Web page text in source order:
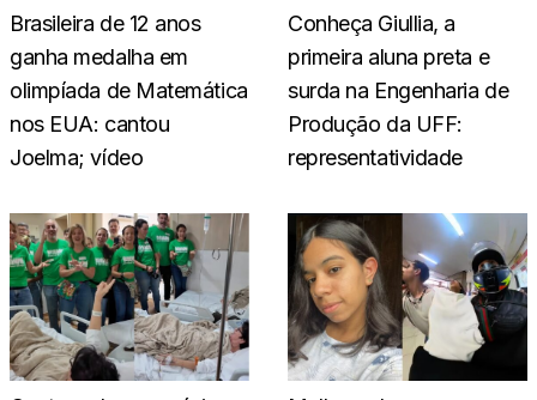
Brasileira de 12 anos
ganha medalha em
olimpíada de Matemática
nos EUA: cantou
Joelma; vídeo
Conheça Giullia, a
primeira aluna preta e
surda na Engenharia de
Produção da UFF:
representatividade